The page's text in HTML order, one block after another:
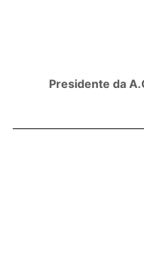
Presidente da